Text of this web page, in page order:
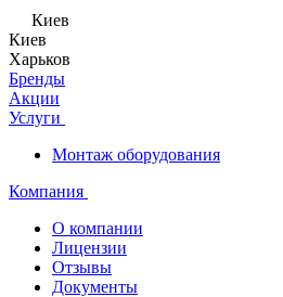
Киев
Киев
Харьков
Бренды
Акции
Услуги
Монтаж оборудования
Компания
О компании
Лицензии
Отзывы
Документы